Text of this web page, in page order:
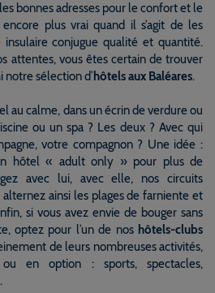
bonnes adresses pour le confort et le
encore plus vrai quand il s’agit de les
insulaire conjugue qualité et quantité.
attentes, vous êtes certain de trouver
notre sélection d’hôtels aux Baléares.
au calme, dans un écrin de verdure ou
ou un spa ? Les deux ? Avec qui
votre compagnon ? Une idée :
hôtel « adult only » pour plus de
avec lui, avec elle, nos circuits
ainsi les plages de farniente et
si vous avez envie de bouger sans
optez pour l’un de nos hôtels-clubs
de leurs nombreuses activités,
ou en option : sports, spectacles,